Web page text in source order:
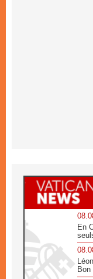
En